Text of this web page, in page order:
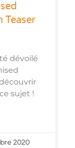
Teaser
dévoilé
sujet !
2020